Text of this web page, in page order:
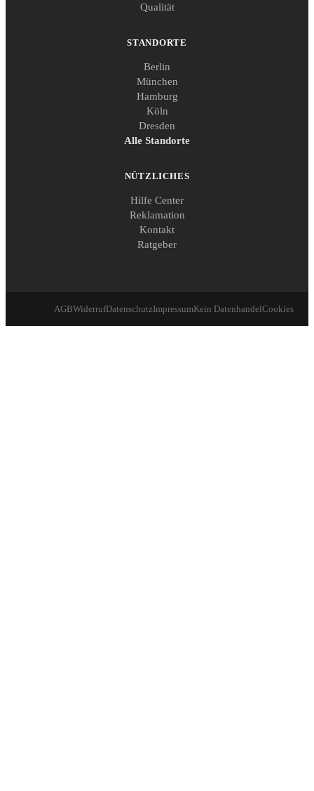
Qualität
STANDORTE
Berlin
München
Hamburg
Köln
Dresden
Alle Standorte
NÜTZLICHES
Hilfe Center
Reklamation
Kontakt
Ratgeber
AGBWiderrufDatenschutzImpressumKein DatenhandelCookies